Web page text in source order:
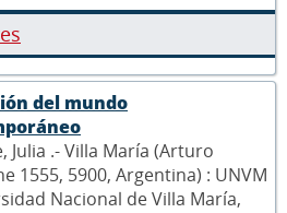
del mundo
Julia .- Villa María (Arturo
1555, 5900, Argentina) : UNVM
Nacional de Villa María,